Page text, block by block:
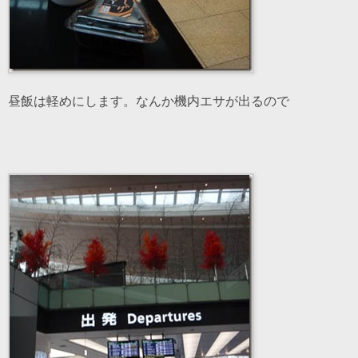
昼飯は軽めにします。なんか機内エサが出るので